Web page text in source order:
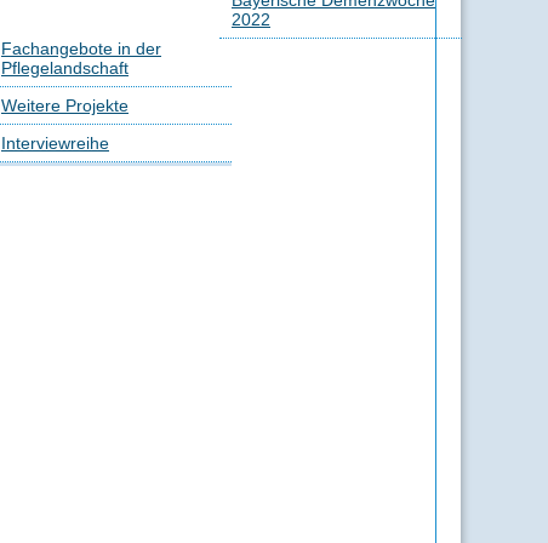
2022
Fachangebote in der
Pflegelandschaft
Weitere Projekte
Interviewreihe